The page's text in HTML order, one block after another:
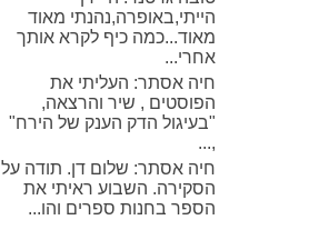
הייתי,באופרה,נהנתי מאוד
מאוד...כמה כיף לקרא אותך
אחרי...
חיה אסתר: העליתי את
הפוסטים , שיר והרצאה,
"בעיגול הדק הענק של הירח"
,...
חיה אסתר: שלום דן. תודה על
הסקירה. השבוע ראיתי את
הספר בחנות ספרים והו...